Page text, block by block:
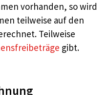
vorhanden, so wird
teilweise auf den
Teilweise
gibt.